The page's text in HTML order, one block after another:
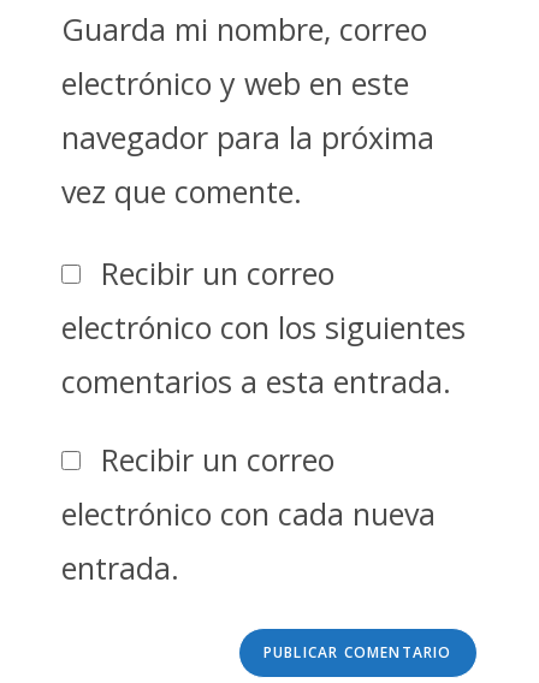
Guarda mi nombre, correo
electrónico y web en este
navegador para la próxima
vez que comente.
Recibir un correo
electrónico con los siguientes
comentarios a esta entrada.
Recibir un correo
electrónico con cada nueva
entrada.